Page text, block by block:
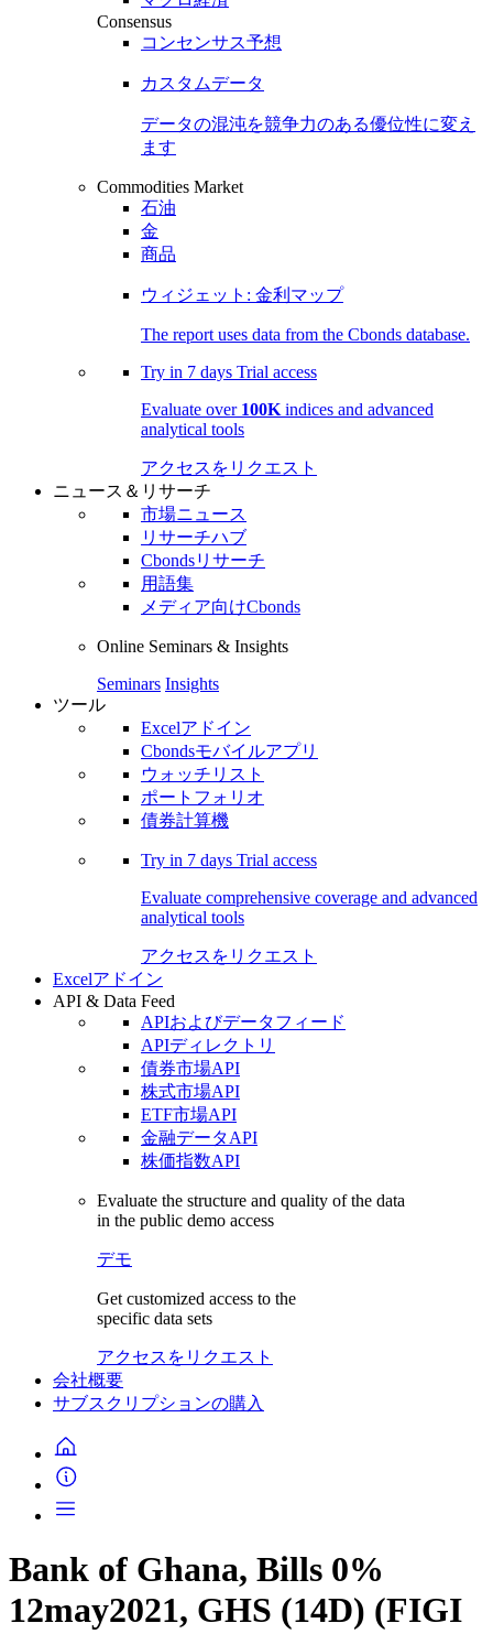
Consensus
コンセンサス予想
カスタムデータ
データの混沌を競争力のある優位性に変え
ます
Commodities Market
石油
金
商品
ウィジェット: 金利マップ
The report uses data from the Cbonds database.
Try in 7 days Trial access
Evaluate over 100K indices and advanced
analytical tools
アクセスをリクエスト
ニュース＆リサーチ
市場ニュース
リサーチハブ
Cbondsリサーチ
用語集
メディア向けCbonds
Online Seminars & Insights
Seminars Insights
ツール
Excelアドイン
Cbondsモバイルアプリ
ウォッチリスト
ポートフォリオ
債券計算機
Try in 7 days Trial access
Evaluate comprehensive coverage and advanced
analytical tools
アクセスをリクエスト
Excelアドイン
API & Data Feed
APIおよびデータフィード
APIディレクトリ
債券市場API
株式市場API
ETF市場API
金融データAPI
株価指数API
Evaluate the structure and quality of the data
in the public demo access
デモ
Get customized access to the
specific data sets
アクセスをリクエスト
会社概要
サブスクリプションの購入
Bank of Ghana, Bills 0%
12may2021, GHS (14D) (FIGI